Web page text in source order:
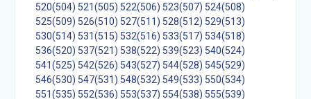
520(504) 521(505) 522(506) 523(507) 524(508)
525(509) 526(510) 527(511) 528(512) 529(513)
530(514) 531(515) 532(516) 533(517) 534(518)
536(520) 537(521) 538(522) 539(523) 540(524)
541(525) 542(526) 543(527) 544(528) 545(529)
546(530) 547(531) 548(532) 549(533) 550(534)
551(535) 552(536) 553(537) 554(538) 555(539)